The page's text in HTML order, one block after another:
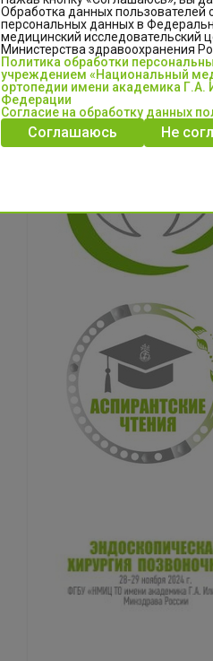
Обработка данных пользователей
персональных данных в
медицинский исследовательский
Министерства здравоохранения
Политика обработки
учреждением «Национальный
ортопедии имени академика Г.А.
Федерации
Согласие на обработку данных
Соглашаюсь Не